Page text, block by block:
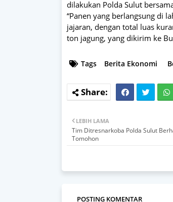
dilakukan Polda Sulut
“Panen yang berlangsung di
jajaran, dengan total luas
ton jagung, yang dikirim ke
Tags Berita Ekonomi
LEBIH LAMA
Tim Ditresnarkoba Polda Sulut
Tomohon
POSTING KOMENTAR